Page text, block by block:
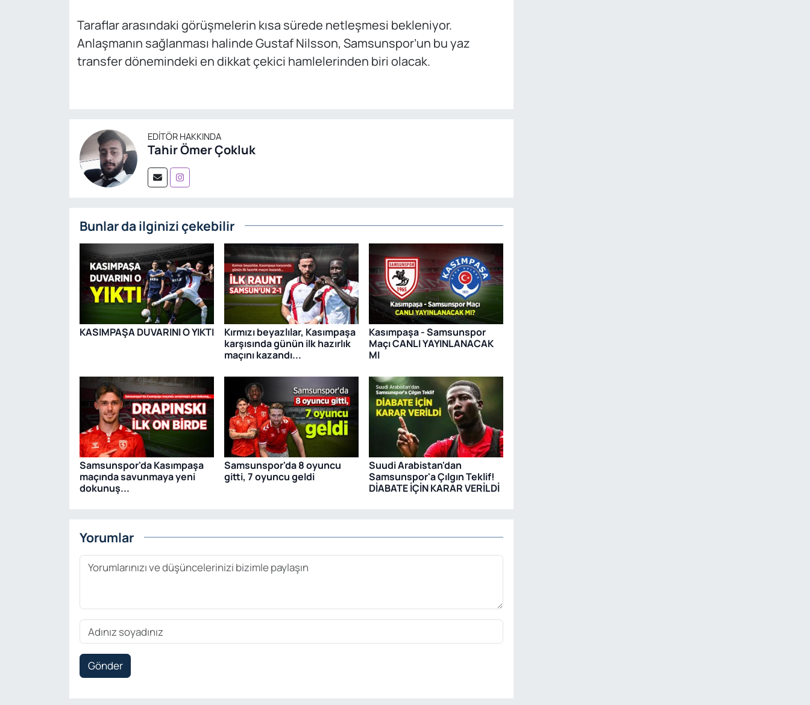
Taraflar arasındaki görüşmelerin kısa sürede netleşmesi bekleniyor.
Anlaşmanın sağlanması halinde Gustaf Nilsson, Samsunspor’un bu yaz
transfer dönemindeki en dikkat çekici hamlelerinden biri olacak.
EDITÖR HAKKINDA
Tahir Ömer Çokluk
Bunlar da ilginizi çekebilir
KASIMPAŞA DUVARINI O YIKTI
Kırmızı beyazlılar, Kasımpaşa
karşısında günün ilk hazırlık
maçını kazandı...
Kasımpaşa - Samsunspor
Maçı CANLI YAYINLANACAK
MI
Samsunspor'da Kasımpaşa
maçında savunmaya yeni
dokunuş...
Samsunspor'da 8 oyuncu
gitti, 7 oyuncu geldi
Suudi Arabistan'dan
Samsunspor'a Çılgın Teklif!
DİABATE İÇİN KARAR VERİLDİ
Yorumlar
Gönder